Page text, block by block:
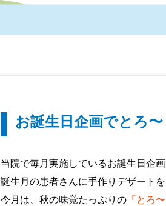
お誕生日企画でとろ
当院で毎月実施しているお誕生日企画
誕生月の患者さんに手作りデザート
今月は、秋の味覚たっぷりの「とろ